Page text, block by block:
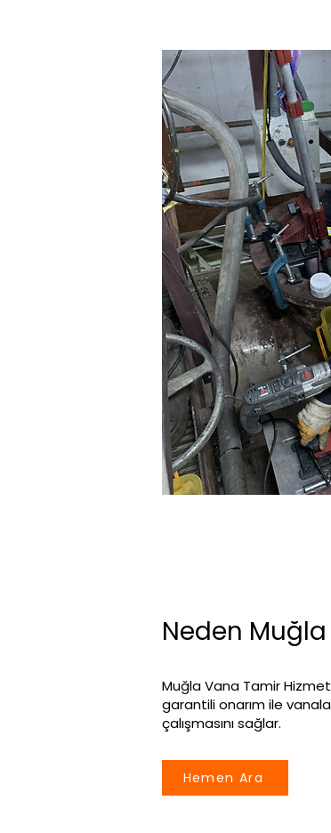
Neden
Muğla Vana Tamir
garantili onarım ile
çalışmasını sağlar.
Hemen Ara